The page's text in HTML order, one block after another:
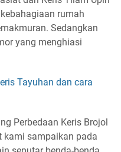
rumah
Sedangkan
yang menghiasi
Tayuhan dan cara
Perbedaan Keris Brojol
kami sampaikan pada